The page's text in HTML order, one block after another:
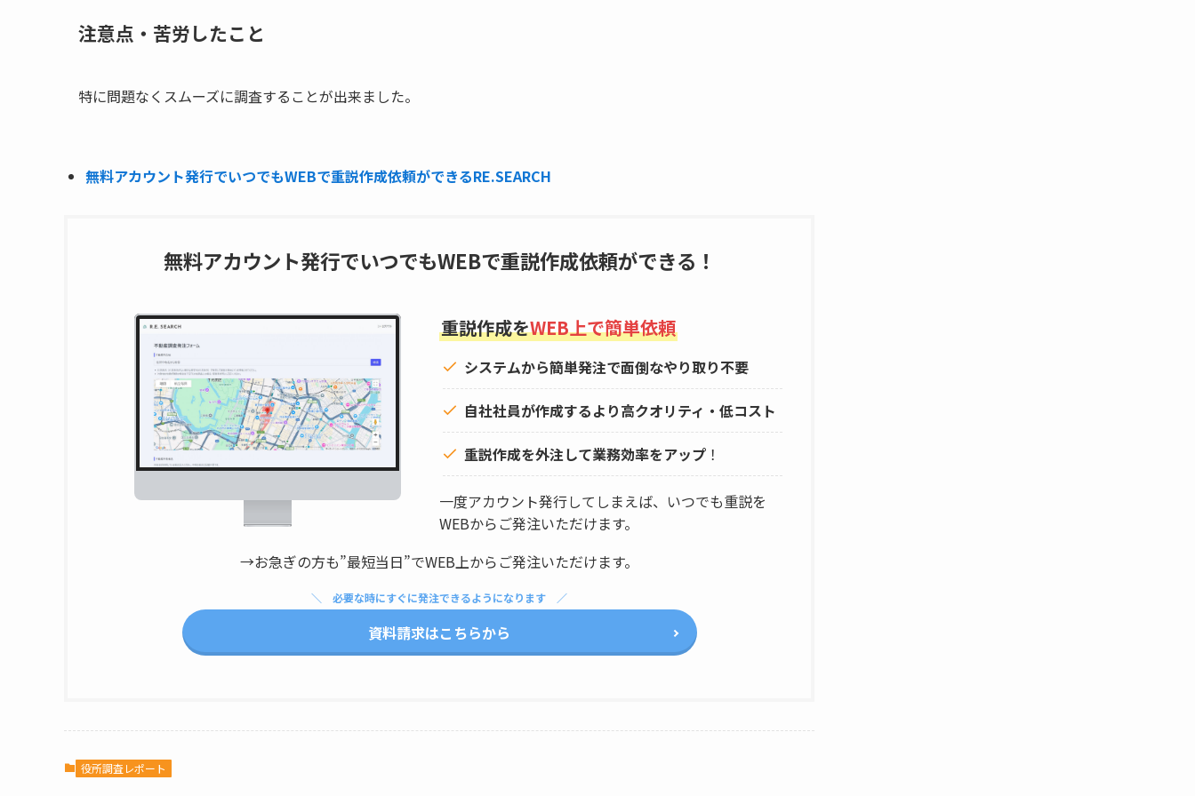
注意点・苦労したこと
特に問題なくスムーズに調査することが出来ました。
無料アカウント発行でいつでもWEBで重説作成依頼ができるRE.SEARCH
無料アカウント発行でいつでもWEBで重説作成依頼ができる！
重説作成をWEB上で簡単依頼
システムから簡単発注で面倒なやり取り不要
自社社員が作成するより高クオリティ・低コスト
重説作成を外注して業務効率をアップ ！
一度アカウント発行してしまえば、いつでも重説を
WEBからご発注いただけます。
→お急ぎの方も”最短当日”でWEB上からご発注いただけます。
必要な時にすぐに発注できるようになります
資料請求はこちらから
役所調査レポート